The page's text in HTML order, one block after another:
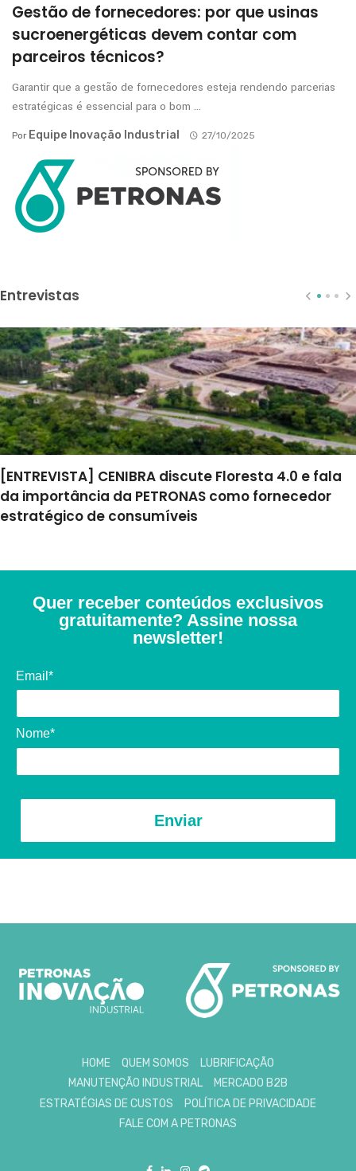
Gestão de fornecedores: por que usinas
sucroenergéticas devem contar com
parceiros técnicos?
Garantir que a gestão de fornecedores esteja rendendo parcerias
estratégicas é essencial para o bom ...
Por Equipe Inovação Industrial 27/10/2025
Entrevistas
[ENTREVISTA] CENIBRA discute Floresta 4.0 e fala
da importância da PETRONAS como fornecedor
estratégico de consumíveis
Quer receber conteúdos exclusivos
gratuitamente? Assine nossa
newsletter!
Email*
Nome*
Enviar
HOME QUEM SOMOS
LUBRIFICAÇÃO
MANUTENÇÃO INDUSTRIAL
MERCADO B2B
ESTRATÉGIAS DE CUSTOS
POLÍTICA DE PRIVACIDADE
FALE COM A PETRONAS